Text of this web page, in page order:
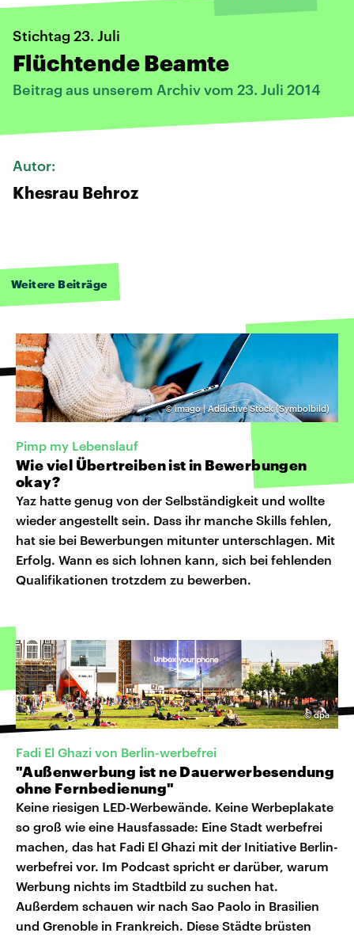
Stichtag 23. Juli
Flüchtende Beamte
Beitrag aus unserem Archiv vom 23. Juli 2014
Autor:
Khesrau Behroz
Weitere Beiträge
©imago | Addictive Stock (Symbolbild)
Pimp my Lebenslauf
Wie viel Übertreiben ist in Bewerbungen
okay?
Yaz hatte genug von der Selbständigkeit und wollte
wieder angestellt sein. Dass ihr manche Skills fehlen,
hat sie bei Bewerbungen mitunter unterschlagen. Mit
Erfolg. Wann es sich lohnen kann, sich bei fehlenden
Qualifikationen trotzdem zu bewerben.
©dpa
Fadi El Ghazi von Berlin-werbefrei
"Außenwerbung ist ne Dauerwerbesendung
ohne Fernbedienung"
Keine riesigen LED-Werbewände. Keine Werbeplakate
so groß wie eine Hausfassade: Eine Stadt werbefrei
machen, das hat Fadi El Ghazi mit der Initiative Berlin-
werbefrei vor. Im Podcast spricht er darüber, warum
Werbung nichts im Stadtbild zu suchen hat.
Außerdem schauen wir nach Sao Paolo in Brasilien
und Grenoble in Frankreich. Diese Städte brüsten